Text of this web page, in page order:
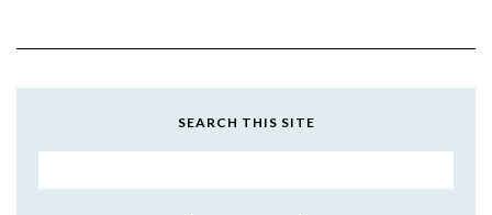
SEARCH THIS SITE